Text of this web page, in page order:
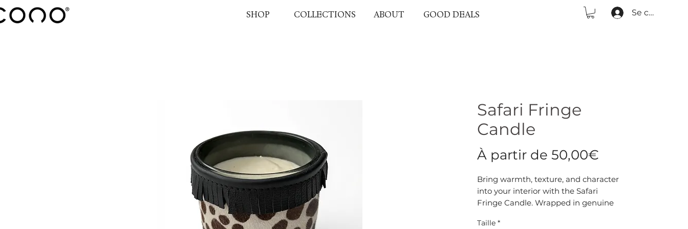
SHOP COLLECTIONS ABOUT GOOD DEALS Se connecter
Safari Fringe
Candle
À partir de 50,00€
Bring warmth, texture, and character
into your interior with the Safari
Fringe Candle. Wrapped in genuine
spotted pattern and finished with a
Taille *